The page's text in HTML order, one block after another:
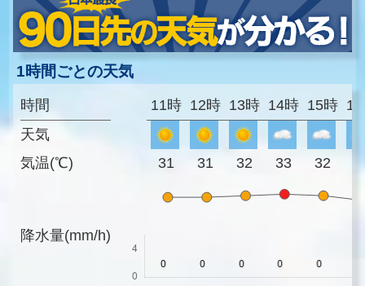
1時間ごとの天気
時間
天気
気温(℃)
降水量(mm/h)
11時 12時 13時 14時 15時
31 31 32 33 32